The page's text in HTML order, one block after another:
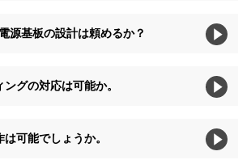
源基板の設計は頼めるか？
グの対応は可能か。
可能でしょうか。